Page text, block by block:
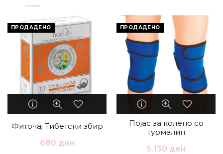
ПРОДАДЕНО
Фиточај Тибетски збир
680 ден
ПРОДАДЕНО
Појас за колено со
турмалин
5.130 ден